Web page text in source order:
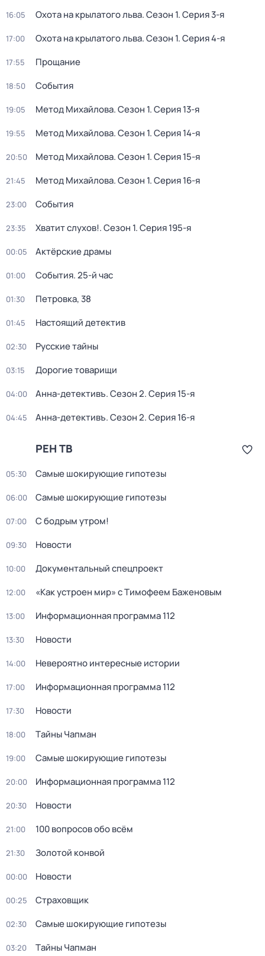
16:05 Охота на крылатого льва. Сезон 1. Серия 3-я
17:00 Охота на крылатого льва. Сезон 1. Серия 4-я
17:55 Прощание
18:50 События
19:05 Метод Михайлова. Сезон 1. Серия 13-я
19:55 Метод Михайлова. Сезон 1. Серия 14-я
20:50 Метод Михайлова. Сезон 1. Серия 15-я
21:45 Метод Михайлова. Сезон 1. Серия 16-я
23:00 События
23:35 Хватит слухов!. Сезон 1. Серия 195-я
00:05 Актёрские драмы
01:00 События. 25-й час
01:30 Петровка, 38
01:45 Настоящий детектив
02:30 Русские тайны
03:15 Дорогие товарищи
04:00 Анна-детективъ. Сезон 2. Серия 15-я
04:45 Анна-детективъ. Сезон 2. Серия 16-я
РЕН ТВ
05:30 Самые шoкиpующие гипотезы
06:00 Самые шoкиpующие гипотезы
07:00 С бодрым утром!
09:30 Новости
10:00 Документальный спецпроект
12:00 «Как устроен мир» с Тимофеем Баженовым
13:00 Информационная программа 112
13:30 Новости
14:00 Невероятно интересные истории
17:00 Информационная программа 112
17:30 Новости
18:00 Тaйны Чапман
19:00 Самые шoкиpующие гипотезы
20:00 Информационная программа 112
20:30 Новости
21:00 100 вопросов обо всём
21:30 Золотой конвой
00:00 Новости
00:25 Страховщик
02:30 Самые шoкиpующие гипотезы
03:20 Тaйны Чапман